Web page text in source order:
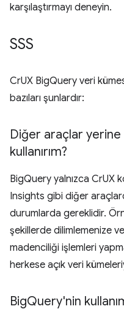
karşılaştırmayı deneyin.
SSS
CrUX BigQuery veri
bazıları şunlardır:
Diğer araçlar yerine
kullanırım?
BigQuery yalnızca CrUX
Insights gibi diğer
durumlarda gereklidir.
şekillerde dilimlemenize
madenciliği işlemleri
herkese açık veri
BigQuery'nin